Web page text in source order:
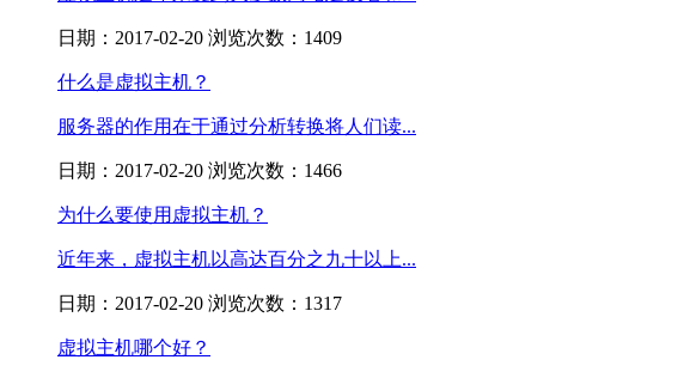
日期：2017-02-20 浏览次数：1409
什么是虚拟主机？
服务器的作用在于通过分析转换将人们读...
日期：2017-02-20 浏览次数：1466
为什么要使用虚拟主机？
近年来，虚拟主机以高达百分之九十以上...
日期：2017-02-20 浏览次数：1317
虚拟主机哪个好？